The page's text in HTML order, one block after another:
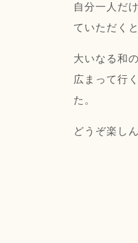
自分一人だ
ていただく
大いなる和
広まって行
た。
どうぞ楽し